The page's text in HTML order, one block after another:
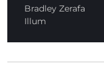
Bradley Zerafa
Illum